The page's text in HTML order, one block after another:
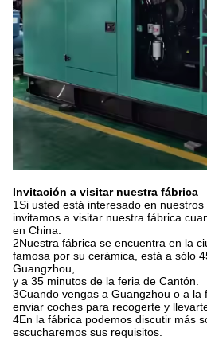
Invitación a visitar nuestra fábrica
1Si usted está interesado en
invitamos a visitar nuestra fábrica
en China.
2Nuestra fábrica se encuentra en la
famosa por su cerámica, está a sólo
Guangzhou,
y a 35 minutos de la feria de Cantón.
3Cuando vengas a Guangzhou o a la
enviar coches para recogerte y
4En la fábrica podemos discutir más
escucharemos sus requisitos.